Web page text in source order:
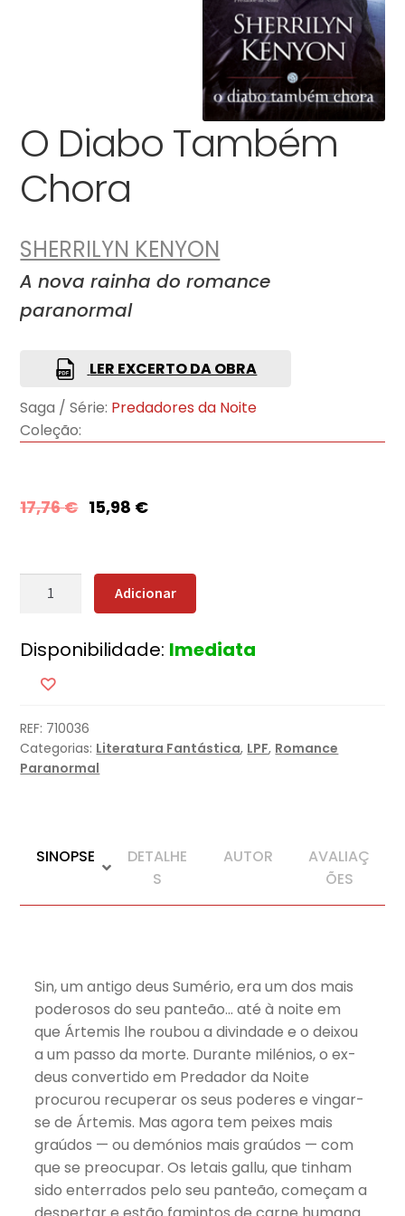
O Diabo Também
Chora
SHERRILYN KENYON
A nova rainha do romance
paranormal
LER EXCERTO DA OBRA
Saga / Série: Predadores da Noite
Coleção:
17,76€ 15,98 €
Quantidade
Diabo
Também
Chora
Adicionar
Disponibilidade: Imediata
REF: 710036
Categorias: Literatura Fantástica, LPF, Romance
Paranormal
SINOPSE
DETALHE
S
AUTOR
AVALIAÇ
ÕES
Sin, um antigo deus Sumério, era um dos mais
poderosos do seu panteão… até à noite em
que Ártemis lhe roubou a divindade e o deixou
a um passo da morte. Durante milénios, o ex-
deus convertido em Predador da Noite
procurou recuperar os seus poderes e vingar-
se de Ártemis. Mas agora tem peixes mais
graúdos — ou demónios mais graúdos — com
que se preocupar. Os letais gallu, que tinham
sido enterrados pelo seu panteão, começam a